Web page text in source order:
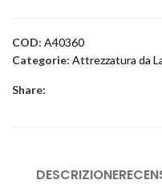
COD: A40360
Categorie: Attrezzatura da
Share:
DESCRIZIONE